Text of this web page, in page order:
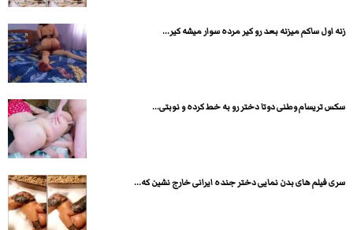
زنه اول ساکم میزنه بعد رو کیر مرده سوار میشه کیر...
سکس تریسام وطنی دوتا دختر رو به خط کرده و نوبتی...
سری فیلم های بدن نمایی دختر جنده ایرانی خارج نشین که...